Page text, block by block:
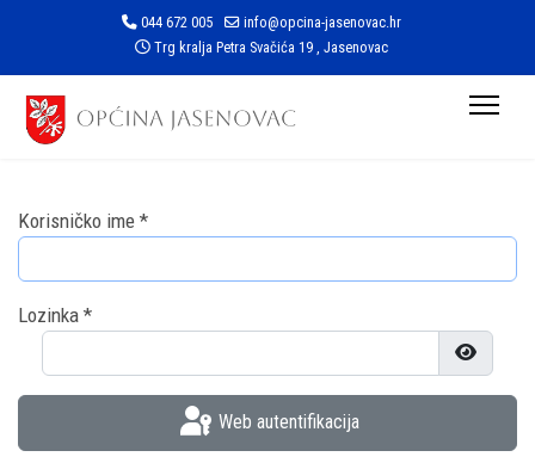
044 672 005
info@opcina-jasenovac.hr
Trg kralja Petra Svačića 19 , Jasenovac
Korisničko ime *
Lozinka *
Prikaži
Web autentifikacija